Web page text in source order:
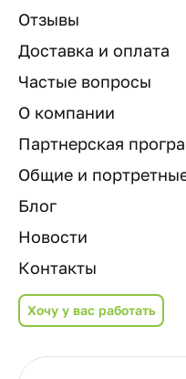
Отзывы
Доставка и оплата
Частые вопросы
О компании
Партнерская
Общие и
Блог
Новости
Контакты
Хочу у вас работать